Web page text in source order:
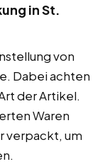
in St.
von
Dabei achten
der Artikel.
Waren
verpackt, um